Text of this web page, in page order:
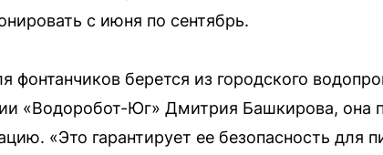
с июня по сентябрь.
фонтанчиков берется из городского
«Водоробот-Юг» Дмитрия Башкирова, она
«Это гарантирует ее безопасность для